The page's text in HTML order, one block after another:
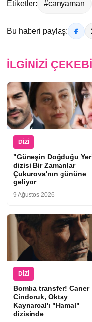
Etiketler: #canyaman
Bu haberi paylaş:
İLGINIZI
DIZI
"Güneşin Doğduğu
dizisi Bir Zamanlar
Çukurova'nın gününe
geliyor
9 Ağustos 2026
DIZI
Bomba transfer! Caner
Cindoruk, Oktay
Kaynarcal'ı "Hamal"
dizisinde